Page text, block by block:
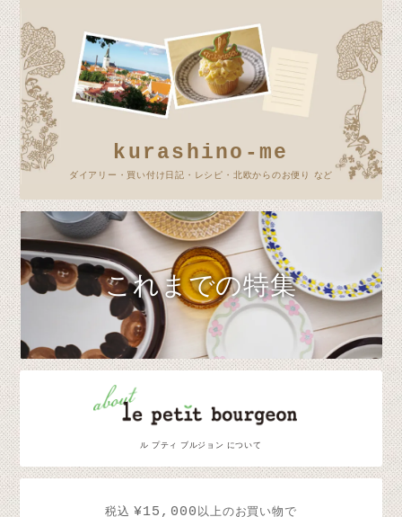
kurashino-me
ダイアリー・買い付け日記・レシピ・北欧からのお便り など
これまでの特集
ル プティ ブルジョン について
税込 ¥15,000 以上のお買い物で